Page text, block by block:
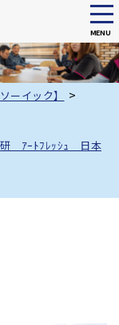
MENU
ーイック】 >
ｱｰﾄﾌﾚｯｼｭ 日本